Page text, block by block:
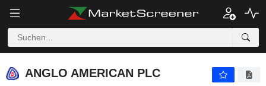
ANGLO AMERICAN PLC
ANGLO AMERICAN PLC